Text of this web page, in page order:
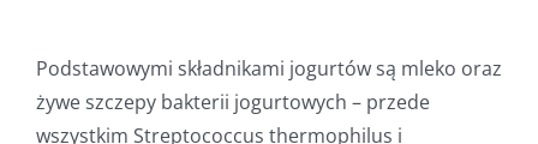
Podstawowymi składnikami jogurtów są mleko oraz
żywe szczepy bakterii jogurtowych – przede
wszystkim Streptococcus thermophilus i